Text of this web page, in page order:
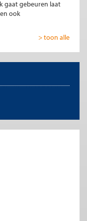
gaat gebeuren laat
ook
> toon alle